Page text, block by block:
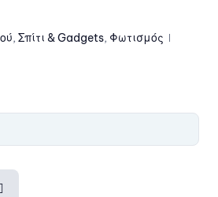
, Σπίτι & Gadgets, Φωτισμός